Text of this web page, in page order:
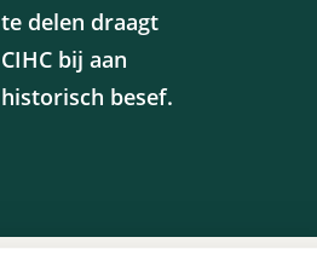
te delen draagt
CIHC bij aan
historisch besef.